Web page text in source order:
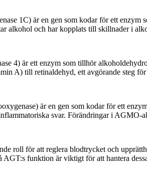
1C) är en gen som kodar för ett
alkohol och har kopplats till skillnader i
4) är ett enzym som tillhör
A) till retinaldehyd, ett avgörande steg
är en gen som kodar för ett
svar. Förändringar i
roll för att reglera blodtrycket och
funktion är viktigt för att hantera